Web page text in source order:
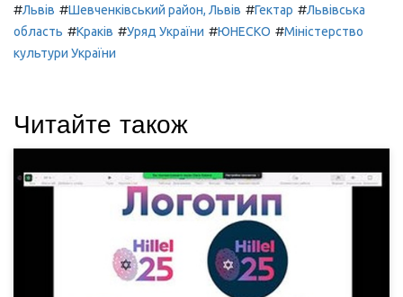
#Львів #Шевченківський район, Львів #Гектар #Львівська
область #Краків #Уряд України #ЮНЕСКО #Міністерство
культури України
Читайте також